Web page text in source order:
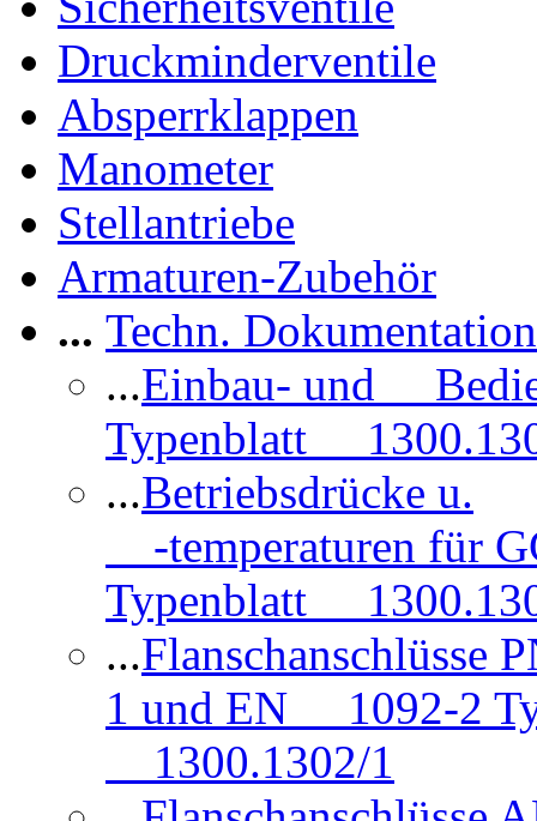
Druckminderventile
Absperrklappen
Manometer
Stellantriebe
Armaturen-Zubehör
... Techn.
...Einbau- und
Typenblatt
...Betriebsdrücke u.
-temperaturen für
Typenblatt
...
1 und EN 1092-2
1300.1302/1